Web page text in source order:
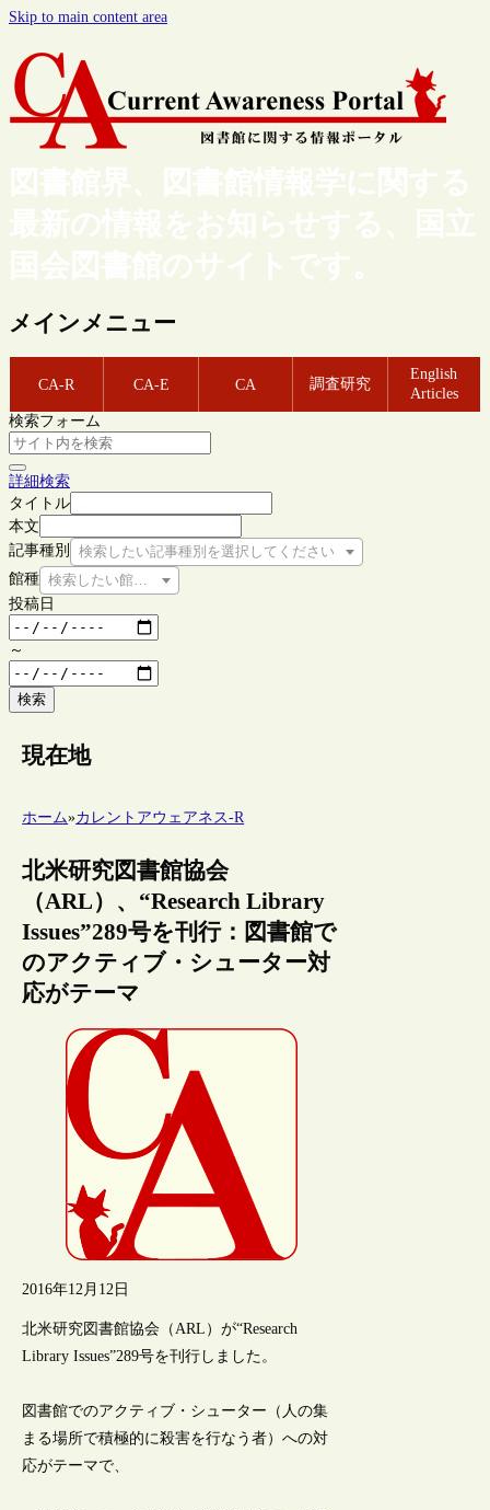
Skip to main content area
図書館界、図書館情報学に関する
最新の情報をお知らせする、国立
国会図書館のサイトです。
メインメニュー
CA-R CA-E CA 調査研究
English
Articles
検索フォーム
詳細検索
タイトル
本文
記事種別
検索したい記事種別を選択してください
館種 検索したい館種を選択してください
投稿日
～
検索
現在地
ホーム»カレントアウェアネス-R
北米研究図書館協会
（ARL）、“Research Library
Issues”289号を刊行：図書館で
のアクティブ・シューター対
応がテーマ
2016年12月12日
北米研究図書館協会（ARL）が“Research
Library Issues”289号を刊行しました。
図書館でのアクティブ・シューター（人の集
まる場所で積極的に殺害を行なう者）への対
応がテーマで、